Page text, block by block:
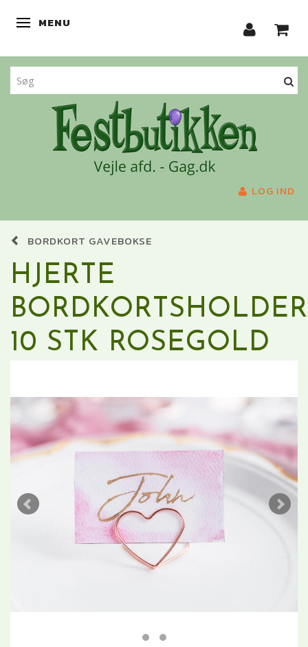
SKIFTE NAVIGATION
MENU
LOG IND
BORDKORT GAVEBOKSE
HJERTE
BORDKORTSHOLDER
10 STK ROSEGOLD